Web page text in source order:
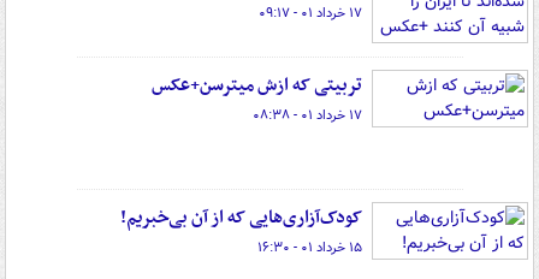
۱۷ خرداد ۰۱ - ۰۹:۱۷
تربیتی که ازش میترسن+عکس
۱۷ خرداد ۰۱ - ۰۸:۳۸
کودک‌آزاری‌هایی که از آن بی‌خبریم!
۱۵ خرداد ۰۱ - ۱۶:۳۰